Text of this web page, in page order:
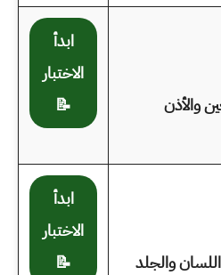
والأذن
ابدأ
الاختبار
📝
والجلد
ابدأ
الاختبار
📝